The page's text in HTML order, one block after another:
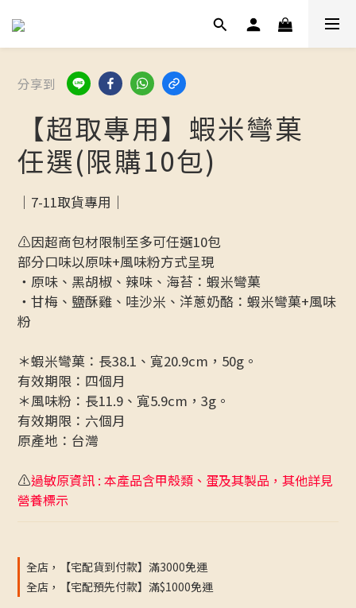
分享到
【超取專用】蝦米彎菓
任選(限購10包)
｜7-11取貨專用｜
⚠️因超商包材限制至多可任選10包
部分口味以原味+風味粉方式呈現
・原味、黑胡椒、辣味、海苔：蝦米彎菓
・甘梅、鹽酥雞、哇沙米、洋蔥奶酪：蝦米彎菓+風味
粉
＊蝦米彎菓：長38.1、寬20.9cm，50g。
有效期限：四個月
＊風味粉：長11.9、寬5.9cm，3g。
有效期限：六個月
原產地：台灣
⚠️過敏原資訊 : 本產品含甲殼類、蛋及其製品，其他詳見
營養標示
全店，【宅配貨到付款】滿3000免運
全店，【宅配預先付款】滿$1000免運